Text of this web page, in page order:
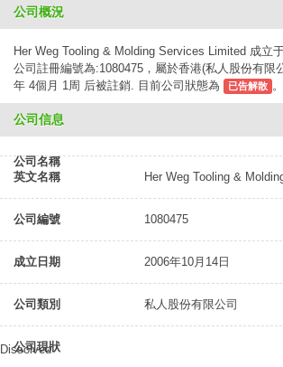
公司概況
Her Weg Tooling & Molding Services Limited 成立
公司註冊編號為:1080475，屬於香港(私人股份有限
年 4個月 1周 后被註銷. 目前公司狀態為
已告解散 。
公司信息
公司名稱
英文名稱
Her Weg Tooling &
公司編號 1080475
成立日期 2006年10月14日
公司類別 私人股份有限公司
公司現狀
Dissolved